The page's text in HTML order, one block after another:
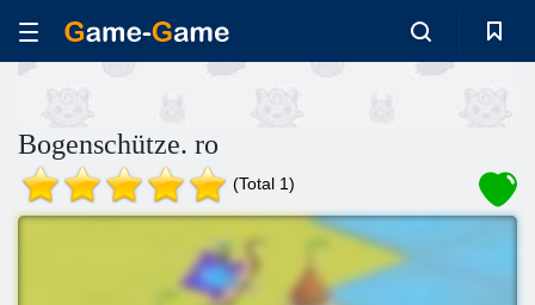
Bogenschütze. ro
(Total 1)